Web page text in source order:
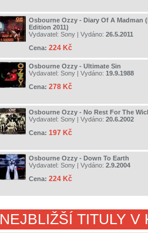
Osbourne Ozzy - Diary Of A Madman
Edition 2011)
Vydavatel: Sony | Vydáno: 26.5.2011
Cena: 224 Kč
Osbourne Ozzy - Ultimate Sin
Vydavatel: Sony | Vydáno: 19.9.1988
Cena: 278 Kč
Osbourne Ozzy - No Rest For The
Vydavatel: Sony | Vydáno: 20.6.2002
Cena: 197 Kč
Osbourne Ozzy - Down To Earth
Vydavatel: Sony | Vydáno: 2.9.2004
Cena: 224 Kč
NEJBLIŽŠÍ TITULY V